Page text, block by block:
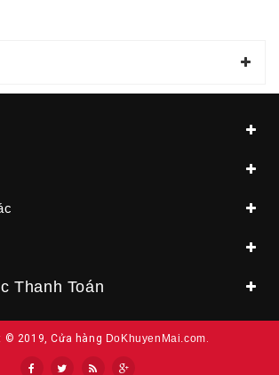
Thanh Toán
© 2019, Cửa hàng DoKhuyenMai.com